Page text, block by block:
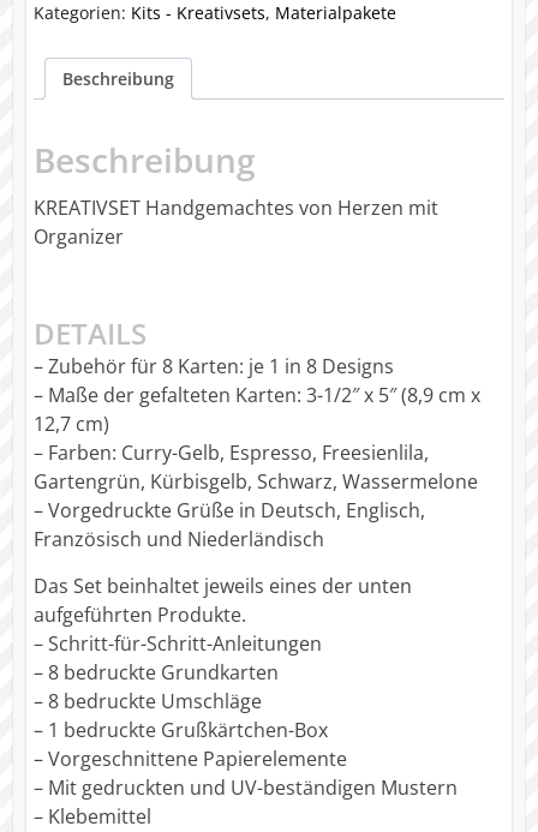
Menge
Kategorien: Kits - Kreativsets, Materialpakete
Beschreibung
Beschreibung
KREATIVSET Handgemachtes von Herzen mit
Organizer
DETAILS
– Zubehör für 8 Karten: je 1 in 8 Designs
– Maße der gefalteten Karten: 3-1/2″ x 5″ (8,9 cm x
12,7 cm)
– Farben: Curry-Gelb, Espresso, Freesienlila,
Gartengrün, Kürbisgelb, Schwarz, Wassermelone
– Vorgedruckte Grüße in Deutsch, Englisch,
Französisch und Niederländisch
Das Set beinhaltet jeweils eines der unten
aufgeführten Produkte.
– Schritt-für-Schritt-Anleitungen
– 8 bedruckte Grundkarten
– 8 bedruckte Umschläge
– 1 bedruckte Grußkärtchen-Box
– Vorgeschnittene Papierelemente
– Mit gedruckten und UV-beständigen Mustern
– Klebemittel